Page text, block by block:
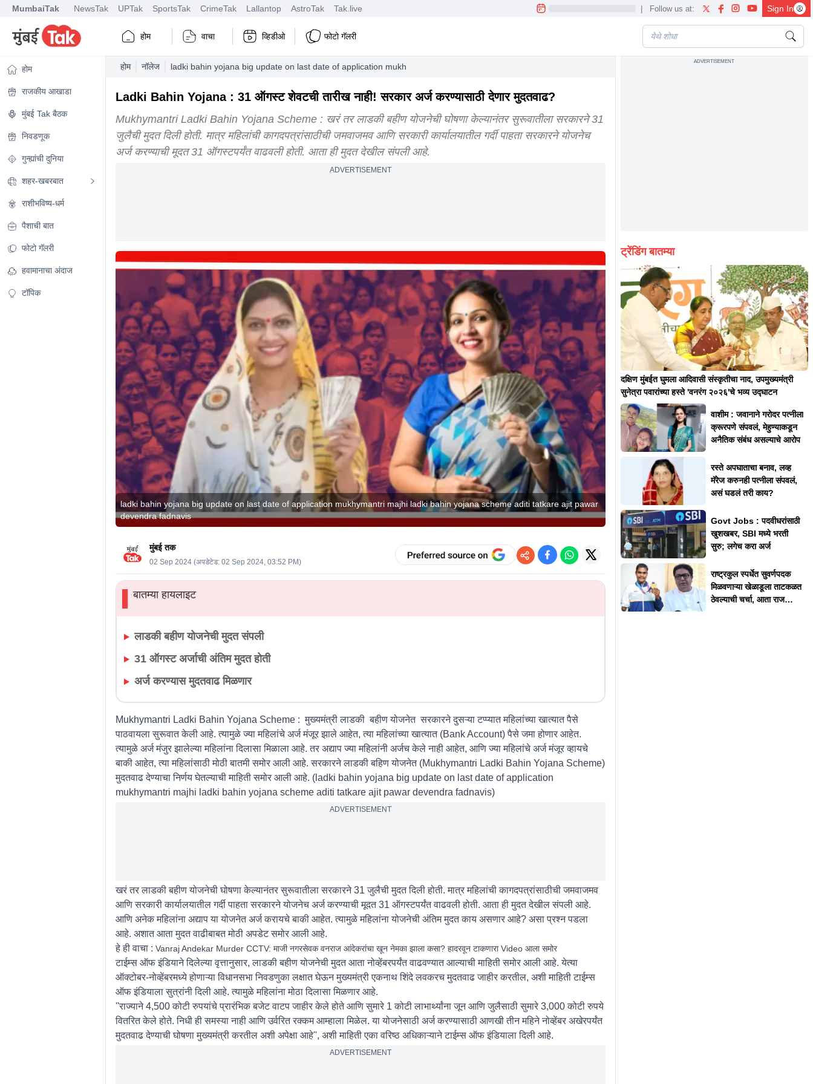
MumbaiTak NewsTak UPTak SportsTak CrimeTak Lallantop AstroTak Tak.live | Follow us at: Sign In
होम वाचा व्हिडीओ फोटो गॅलरी
होम
राजकीय आखाडा
मुंबई Tak बैठक
निवडणूक
गुन्ह्यांची दुनिया
शहर-खबरबात
राशीभविष्य-धर्म
पैशाची बात
फोटो गॅलरी
हवामानाचा अंदाज
टॉपिक
होम नॉलेज ladki bahin yojana big update on last date of application mukhymantri majhi ladki bahin yojana scheme aditi tatkare ajit pawar devendra fadnavis
Ladki Bahin Yojana : 31 ऑगस्ट शेवटची तारीख नाही! सरकार अर्ज करण्यासाठी देणार मुदतवाढ?
Mukhymantri Ladki Bahin Yojana Scheme : खरं तर लाडकी बहीण योजनेची घोषणा केल्यानंतर सुरूवातीला सरकारने 31
जुलैची मुदत दिली होती. मात्र महिलांची कागदपत्रांसाठीची जमवाजमव आणि सरकारी कार्यालयातील गर्दी पाहता सरकारने योजनेच
अर्ज करण्याची मूदत 31 ऑगस्टपर्यंत वाढवली होती. आता ही मुदत देखील संपली आहे.
ADVERTISEMENT
ladki bahin yojana big update on last date of application mukhymantri majhi ladki bahin yojana scheme aditi tatkare ajit pawar
devendra fadnavis
मुंबई तक
02 Sep 2024(अपडेटेड: 02 Sep 2024, 03:52 PM)
▌बातम्या हायलाइट
लाडकी बहीण योजनेची मुदत संपली
31 ऑगस्ट अर्जाची अंतिम मुदत होती
अर्ज करण्यास मुदतवाढ मिळणार
Mukhymantri Ladki Bahin Yojana Scheme : मुख्यमंत्री लाडकी बहीण योजनेत सरकारने दुसऱ्या टप्प्यात महिलांच्या खात्यात पैसे
पाठवायला सुरूवात केली आहे. त्यामुळे ज्या महिलांचे अर्ज मंजूर झाले आहेत, त्या महिलांच्या खात्यात (Bank Account) पैसे जमा होणार आहेत.
त्यामुळे अर्ज मंजुर झालेल्या महिलांना दिलासा मिळाला आहे. तर अद्याप ज्या महिलांनी अर्जच केले नाही आहेत, आणि ज्या महिलांचे अर्ज मंजूर व्हायचे
बाकी आहेत, त्या महिलांसाठी मोठी बातमी समोर आली आहे. सरकारने लाडकी बहिण योजनेत (Mukhymantri Ladki Bahin Yojana Scheme)
मुदतवाढ देण्याचा निर्णय घेतल्याची माहिती समोर आली आहे. (ladki bahin yojana big update on last date of application
mukhymantri majhi ladki bahin yojana scheme aditi tatkare ajit pawar devendra fadnavis)
ADVERTISEMENT
खरं तर लाडकी बहीण योजनेची घोषणा केल्यानंतर सुरूवातीला सरकारने 31 जुलैची मुदत दिली होती. मात्र महिलांची कागदपत्रांसाठीची जमवाजमव
आणि सरकारी कार्यालयातील गर्दी पाहता सरकारने योजनेच अर्ज करण्याची मूदत 31 ऑगस्टपर्यंत वाढवली होती. आता ही मुदत देखील संपली आहे.
आणि अनेक महिलांना अद्याप या योजनेत अर्ज करायचे बाकी आहेत. त्यामुळे महिलांना योजनेची अंतिम मुदत काय असणार आहे? असा प्रश्न पडला
आहे. अशात आता मुदत वाढीबाबत मोठी अपडेट समोर आली आहे.
हे ही वाचा : Vanraj Andekar Murder CCTV: माजी नगरसेवक वनराज आंदेकरांचा खून नेमका झाला कसा? हादरवून टाकणारा Video आला समोर
टाईम्स ऑफ इंडियाने दिलेल्या वृत्तानुसार, लाडकी बहीण योजनेची मुदत आता नोव्हेंबरपर्यंत वाढवण्यात आल्याची माहिती समोर आली आहे. येत्या
ऑक्टोबर-नोव्हेंबरमध्ये होणाऱ्या विधानसभा निवडणुका लक्षात घेऊन मुख्यमंत्री एकनाथ शिंदे लवकरच मुदतवाढ जाहीर करतील, अशी माहिती टाईम्स
ऑफ इंडियाला सुत्रांनी दिली आहे. त्यामुळे महिलांना मोठा दिलासा मिळणार आहे.
''राज्याने 4,500 कोटी रुपयांचे प्रारंभिक बजेट वाटप जाहीर केले होते आणि सुमारे 1 कोटी लाभार्थ्यांना जून आणि जुलैसाठी सुमारे 3,000 कोटी रुपये
वितरित केले होते. निधी ही समस्या नाही आणि उर्वरित रक्कम आम्हाला मिळेल. या योजनेसाठी अर्ज करण्यासाठी आणखी तीन महिने नोव्हेंबर अखेरपर्यंत
मुदतवाढ देण्याची घोषणा मुख्यमंत्री करतील अशी अपेक्षा आहे'', अशी माहिती एका वरिष्ठ अधिकाऱ्याने टाईम्स ऑफ इंडियाला दिली आहे.
ADVERTISEMENT
ADVERTISEMENT
ट्रेंडिंग बातम्या
दक्षिण मुंबईत घुमला आदिवासी संस्कृतीचा नाद, उपमुख्यमंत्री
सुनेत्रा पवारांच्या हस्ते 'वनरंग २०२६'चे भव्य उद्घाटन
वाशीम : जवानाने गरोदर पत्नीला
क्रूरपणे संपवलं, मेहुण्याकडून
अनैतिक संबंध असल्याचे आरोप
रस्ते अपघाताचा बनाव, लव्ह
मॅरेज करुनही पत्नीला संपवलं,
असं घडलं तरी काय?
Govt Jobs : पदवीधरांसाठी
खुशखबर, SBI मध्ये भरती
सुरु; लगेच करा अर्ज
राष्ट्रकुल स्पर्धेत सुवर्णपदक
मिळवणाऱ्या खेळाडूला ताटकळत
ठेवल्याची चर्चा, आता राज